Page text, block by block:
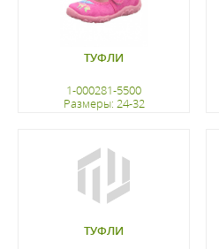
ТУФЛИ
1-000281-5500
Размеры: 24-32
ТУФЛИ